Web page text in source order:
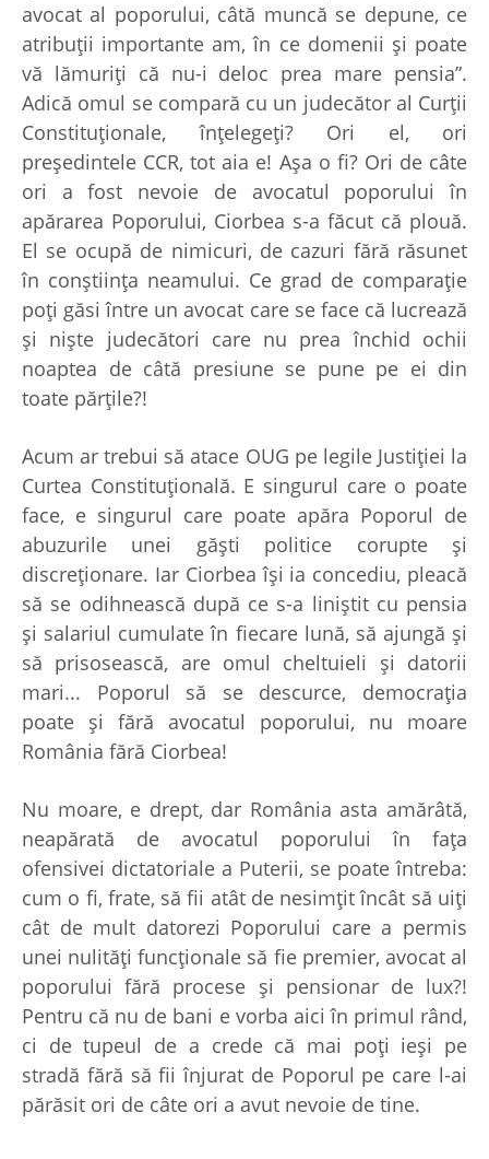
avocat al poporului, câtă muncă se depune, ce
atribuţii importante am, în ce domenii şi poate
vă lămuriţi că nu-i deloc prea mare pensia”.
Adică omul se compară cu un judecător al Curţii
Constituţionale, înţelegeţi? Ori el, ori
preşedintele CCR, tot aia e! Aşa o fi? Ori de câte
ori a fost nevoie de avocatul poporului în
apărarea Poporului, Ciorbea s-a făcut că plouă.
El se ocupă de nimicuri, de cazuri fără răsunet
în conştiinţa neamului. Ce grad de comparaţie
poţi găsi între un avocat care se face că lucrează
şi nişte judecători care nu prea închid ochii
noaptea de câtă presiune se pune pe ei din
toate părţile?!
Acum ar trebui să atace OUG pe legile Justiţiei la
Curtea Constituţională. E singurul care o poate
face, e singurul care poate apăra Poporul de
abuzurile unei găşti politice corupte şi
discreţionare. Iar Ciorbea îşi ia concediu, pleacă
să se odihnească după ce s-a liniştit cu pensia
şi salariul cumulate în fiecare lună, să ajungă şi
să prisosească, are omul cheltuieli şi datorii
mari... Poporul să se descurce, democraţia
poate şi fără avocatul poporului, nu moare
România fără Ciorbea!
Nu moare, e drept, dar România asta amărâtă,
neapărată de avocatul poporului în faţa
ofensivei dictatoriale a Puterii, se poate întreba:
cum o fi, frate, să fii atât de nesimţit încât să uiţi
cât de mult datorezi Poporului care a permis
unei nulităţi funcţionale să fie premier, avocat al
poporului fără procese şi pensionar de lux?!
Pentru că nu de bani e vorba aici în primul rând,
ci de tupeul de a crede că mai poţi ieşi pe
stradă fără să fii înjurat de Poporul pe care l-ai
părăsit ori de câte ori a avut nevoie de tine.